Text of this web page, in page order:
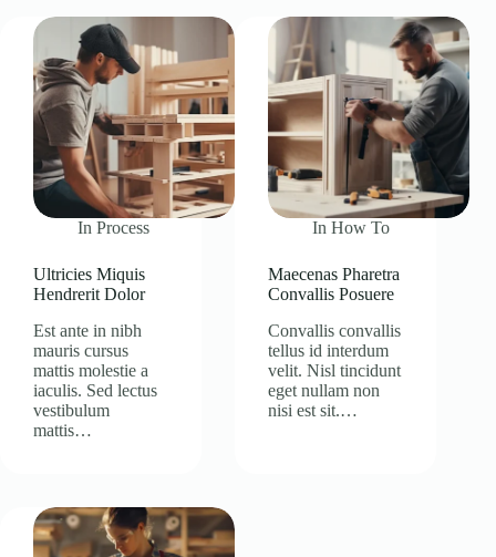
In Process
Ultricies Miquis
Hendrerit Dolor
Est ante in nibh
mauris cursus
mattis molestie a
iaculis. Sed lectus
vestibulum
mattis…
In How To
Maecenas Pharetra
Convallis Posuere
Convallis convallis
tellus id interdum
velit. Nisl tincidunt
eget nullam non
nisi est sit.…